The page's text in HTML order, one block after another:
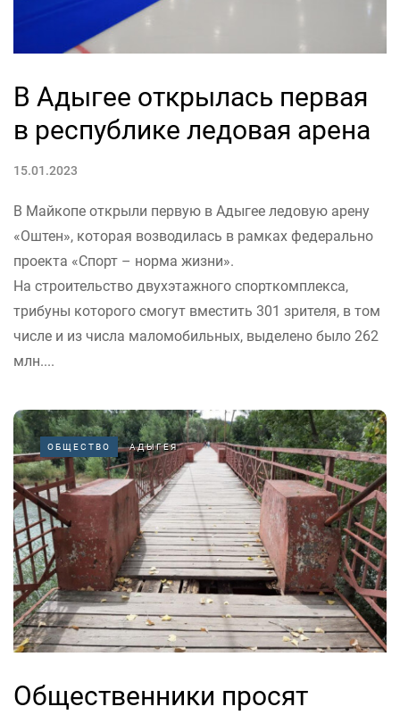
В Адыгее открылась первая
в республике ледовая арена
15.01.2023
В Майкопе открыли первую в Адыгее ледовую арену
«Оштен», которая возводилась в рамках федерально
проекта «Спорт – норма жизни».
На строительство двухэтажного спорткомплекса,
трибуны которого смогут вместить 301 зрителя, в том
числе и из числа маломобильных, выделено было 262
млн....
ОБЩЕСТВО АДЫГЕЯ
Общественники просят